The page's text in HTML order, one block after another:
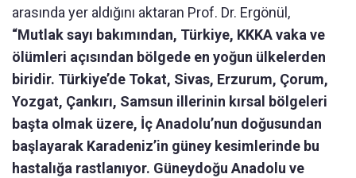
arasında yer aldığını aktaran Prof. Dr. Ergönül,
“Mutlak sayı bakımından, Türkiye, KKKA vaka ve
ölümleri açısından bölgede en yoğun ülkelerden
biridir. Türkiye’de Tokat, Sivas, Erzurum, Çorum,
Yozgat, Çankırı, Samsun illerinin kırsal bölgeleri
başta olmak üzere, İç Anadolu’nun doğusundan
başlayarak Karadeniz’in güney kesimlerinde bu
hastalığa rastlanıyor. Güneydoğu Anadolu ve